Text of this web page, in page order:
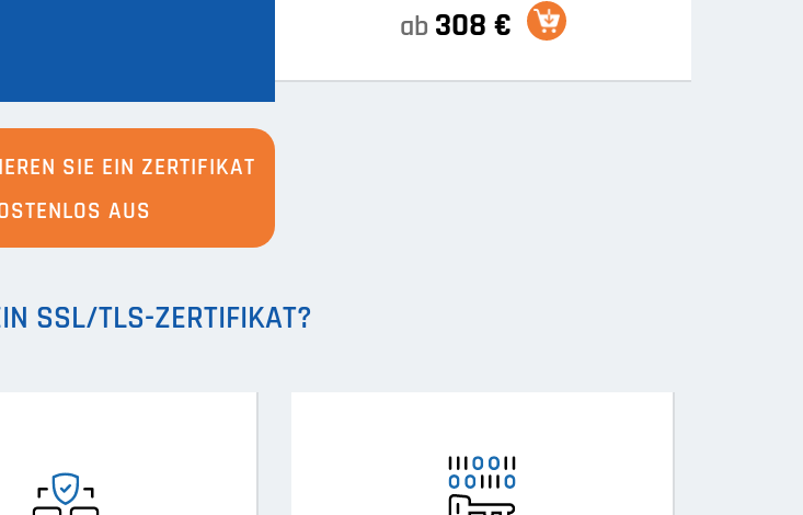
ab 308 €
SIE EIN ZERTIFIKAT
AUS
SSL/TLS-ZERTIFIKAT?